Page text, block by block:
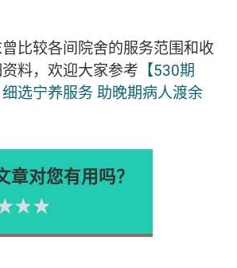
比较各间院舍的服务范围和收
料，欢迎大家参考 【530期
细选宁养服务 助晚期病人渡余
章对您有用吗？
rate
4星
3星
2星